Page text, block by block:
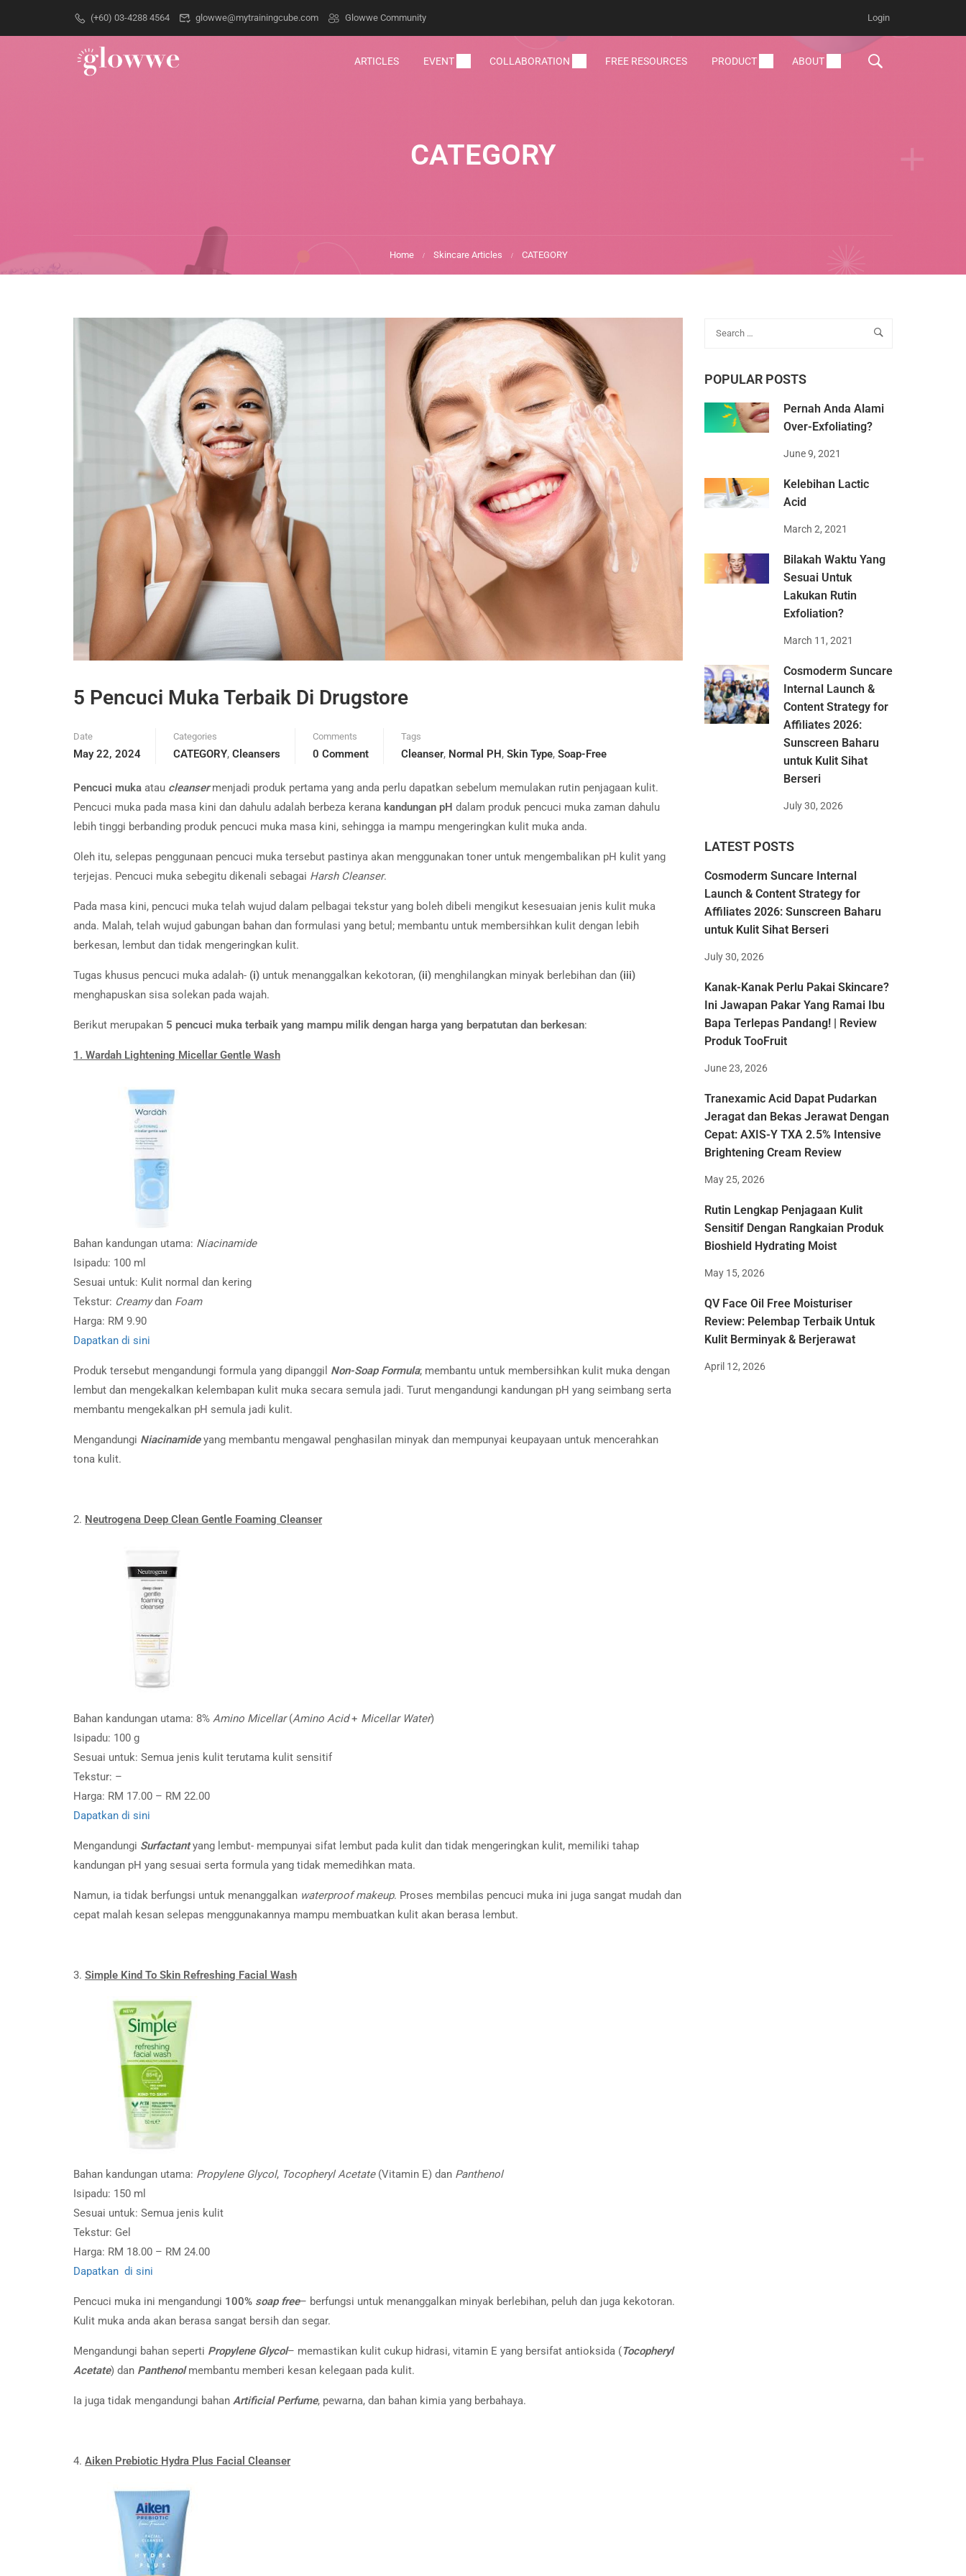
(+60) 03-4288 4564 glowwe@mytrainingcube.com Glowwe Community Login
ARTICLES EVENT COLLABORATION FREE RESOURCES PRODUCT ABOUT
CATEGORY
Home Skincare Articles CATEGORY
5 Pencuci Muka Terbaik Di Drugstore
Date
May 22, 2024
Categories
CATEGORY, Cleansers
Comments
0 Comment
Tags
Cleanser, Normal PH, Skin Type, Soap-Free
Pencuci muka atau cleanser menjadi produk pertama yang anda perlu dapatkan sebelum memulakan rutin penjagaan kulit.
Pencuci muka pada masa kini dan dahulu adalah berbeza kerana kandungan pH dalam produk pencuci muka zaman dahulu
lebih tinggi berbanding produk pencuci muka masa kini, sehingga ia mampu mengeringkan kulit muka anda.
Oleh itu, selepas penggunaan pencuci muka tersebut pastinya akan menggunakan toner untuk mengembalikan pH kulit yang
terjejas. Pencuci muka sebegitu dikenali sebagai Harsh Cleanser.
Pada masa kini, pencuci muka telah wujud dalam pelbagai tekstur yang boleh dibeli mengikut kesesuaian jenis kulit muka
anda. Malah, telah wujud gabungan bahan dan formulasi yang betul; membantu untuk membersihkan kulit dengan lebih
berkesan, lembut dan tidak mengeringkan kulit.
Tugas khusus pencuci muka adalah- (i) untuk menanggalkan kekotoran, (ii) menghilangkan minyak berlebihan dan (iii)
menghapuskan sisa solekan pada wajah.
Berikut merupakan 5 pencuci muka terbaik yang mampu milik dengan harga yang berpatutan dan berkesan:
1. Wardah Lightening Micellar Gentle Wash
Bahan kandungan utama: Niacinamide
Isipadu: 100 ml
Sesuai untuk: Kulit normal dan kering
Tekstur: Creamydan Foam
Harga: RM 9.90
Dapatkan di sini
Produk tersebut mengandungi formula yang dipanggil Non-Soap Formula; membantu untuk membersihkan kulit muka dengan
lembut dan mengekalkan kelembapan kulit muka secara semula jadi. Turut mengandungi kandungan pH yang seimbang serta
membantu mengekalkan pH semula jadi kulit.
Mengandungi Niacinamideyang membantu mengawal penghasilan minyak dan mempunyai keupayaan untuk mencerahkan
tona kulit.
2. Neutrogena Deep Clean Gentle Foaming Cleanser
Bahan kandungan utama: 8% Amino Micellar(Amino Acid+ Micellar Water)
Isipadu: 100 g
Sesuai untuk: Semua jenis kulit terutama kulit sensitif
Tekstur: –
Harga: RM 17.00 – RM 22.00
Dapatkan di sini
Mengandungi Surfactantyang lembut- mempunyai sifat lembut pada kulit dan tidak mengeringkan kulit, memiliki tahap
kandungan pH yang sesuai serta formula yang tidak memedihkan mata.
Namun, ia tidak berfungsi untuk menanggalkan waterproof makeup. Proses membilas pencuci muka ini juga sangat mudah dan
cepat malah kesan selepas menggunakannya mampu membuatkan kulit akan berasa lembut.
3. Simple Kind To Skin Refreshing Facial Wash
Bahan kandungan utama: Propylene Glycol, Tocopheryl Acetate(Vitamin E) dan Panthenol
Isipadu: 150 ml
Sesuai untuk: Semua jenis kulit
Tekstur: Gel
Harga: RM 18.00 – RM 24.00
Dapatkan di sini
Pencuci muka ini mengandungi 100% soap free– berfungsi untuk menanggalkan minyak berlebihan, peluh dan juga kekotoran.
Kulit muka anda akan berasa sangat bersih dan segar.
Mengandungi bahan seperti Propylene Glycol– memastikan kulit cukup hidrasi, vitamin E yang bersifat antioksida (Tocopheryl
Acetate) dan Panthenolmembantu memberi kesan kelegaan pada kulit.
Ia juga tidak mengandungi bahan ArtificialPerfume, pewarna, dan bahan kimia yang berbahaya.
4. Aiken Prebiotic Hydra Plus Facial Cleanser
POPULAR POSTS
Pernah Anda Alami
Over-Exfoliating?
June 9, 2021
Kelebihan Lactic
Acid
March 2, 2021
Bilakah Waktu Yang
Sesuai Untuk
Lakukan Rutin
Exfoliation?
March 11, 2021
Cosmoderm Suncare
Internal Launch &
Content Strategy for
Affiliates 2026:
Sunscreen Baharu
untuk Kulit Sihat
Berseri
July 30, 2026
LATEST POSTS
Cosmoderm Suncare Internal
Launch & Content Strategy for
Affiliates 2026: Sunscreen Baharu
untuk Kulit Sihat Berseri
July 30, 2026
Kanak-Kanak Perlu Pakai Skincare?
Ini Jawapan Pakar Yang Ramai Ibu
Bapa Terlepas Pandang! | Review
Produk TooFruit
June 23, 2026
Tranexamic Acid Dapat Pudarkan
Jeragat dan Bekas Jerawat Dengan
Cepat: AXIS-Y TXA 2.5% Intensive
Brightening Cream Review
May 25, 2026
Rutin Lengkap Penjagaan Kulit
Sensitif Dengan Rangkaian Produk
Bioshield Hydrating Moist
May 15, 2026
QV Face Oil Free Moisturiser
Review: Pelembap Terbaik Untuk
Kulit Berminyak & Berjerawat
April 12, 2026